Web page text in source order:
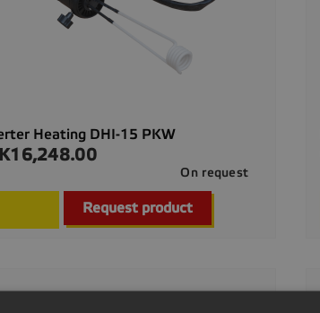
Heating DHI-15 PKW
On request
Request product
Quick view